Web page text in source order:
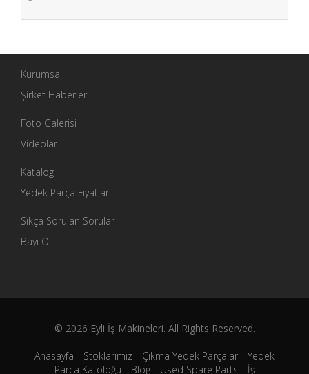
Kurumsal
Şirket Haberleri
Foto Galerisi
Videolar
Katalog
Yedek Parça Fiyatları
Sıkça Sorulan Sorular
Bayi Ol
© 2026 Eyli İş Makineleri. All Rights Reserved.
Anasayfa Stoklarımız Çıkma Yedek Parçalar
Yedek
Parça Katoloğu
Blog Used Spare Parts İş